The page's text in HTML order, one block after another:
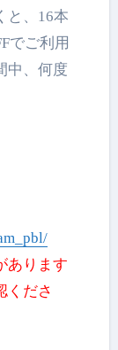
と、16本
でご利用
中、何度
あります
くださ